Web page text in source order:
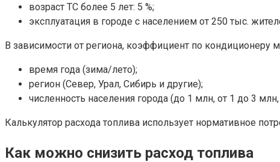
возраст ТС более 5 лет: 5 %;
эксплуатация в городе с населением от 250 тыс.
В зависимости от региона, коэффициент по кондиционеру
время года (зима/лето);
регион (Север, Урал, Сибирь и другие);
численность населения города (до 1 млн, от 1 до 3
Калькулятор расхода топлива использует нормативное
Как можно снизить расход топлива